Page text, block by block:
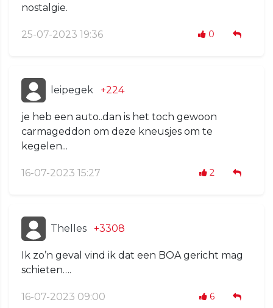
nostalgie.
25-07-2023 19:36 0
leipegek +224
je heb een auto..dan is het toch gewoon
carmageddon om deze kneusjes om te
kegelen...
16-07-2023 15:27 2
Thelles +3308
Ik zo’n geval vind ik dat een BOA gericht mag
schieten….
16-07-2023 09:00 6